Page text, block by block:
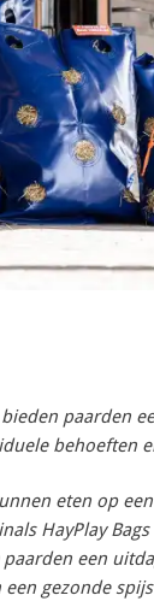
paarden
behoeften
eten op
HayPlay
een
gezonde